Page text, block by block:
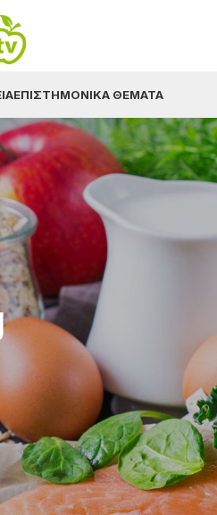
ΕΠΙΣΤΗΜΟΝΙΚΆ ΘΈΜΑΤΑ